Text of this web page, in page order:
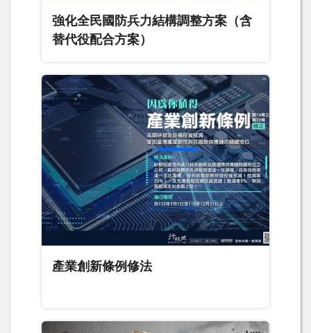
強化全民國防兵力結構調整方案（含
替代役配合方案）
產業創新條例修法